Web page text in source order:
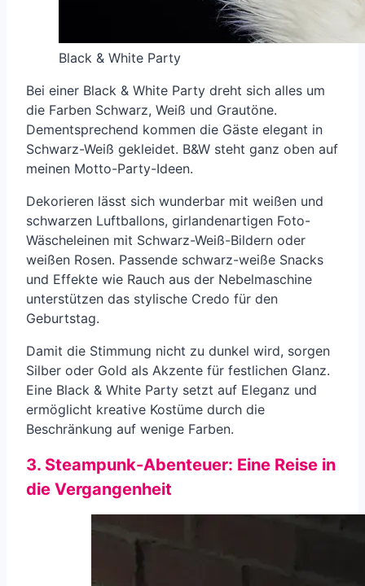
Black & White Party
Bei einer Black & White Party dreht sich alles um
die Farben Schwarz, Weiß und Grautöne.
Dementsprechend kommen die Gäste elegant in
Schwarz-Weiß gekleidet. B&W steht ganz oben auf
meinen Motto-Party-Ideen.
Dekorieren lässt sich wunderbar mit weißen und
schwarzen Luftballons, girlandenartigen Foto-
Wäscheleinen mit Schwarz-Weiß-Bildern oder
weißen Rosen. Passende schwarz-weiße Snacks
und Effekte wie Rauch aus der Nebelmaschine
unterstützen das stylische Credo für den
Geburtstag.
Damit die Stimmung nicht zu dunkel wird, sorgen
Silber oder Gold als Akzente für festlichen Glanz.
Eine Black & White Party setzt auf Eleganz und
ermöglicht kreative Kostüme durch die
Beschränkung auf wenige Farben.
3. Steampunk-Abenteuer: Eine Reise in
die Vergangenheit